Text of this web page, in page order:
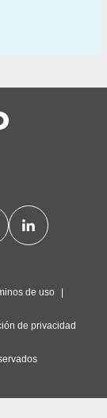
de uso
de privacidad